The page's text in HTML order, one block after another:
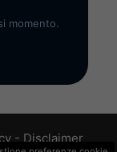
momento.
- Disclaimer